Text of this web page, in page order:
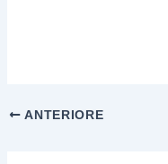
ANTERIORE